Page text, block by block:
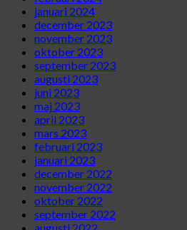
januari 2024
december 2023
november 2023
oktober 2023
september 2023
augusti 2023
juni 2023
maj 2023
april 2023
mars 2023
februari 2023
januari 2023
december 2022
november 2022
oktober 2022
september 2022